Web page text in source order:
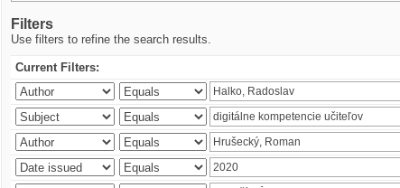
Filters
Use filters to refine the search results.
Current Filters: